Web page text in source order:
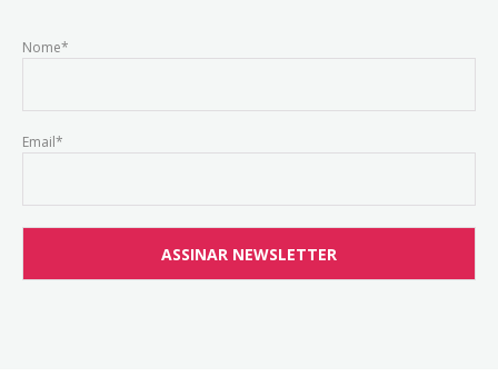
Nome*
Email*